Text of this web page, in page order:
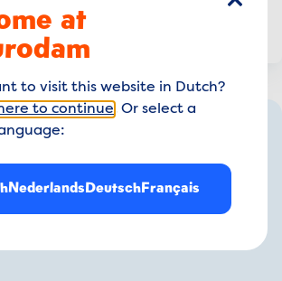
2 3
2026
zomer man? Wij wel: tijd voor
toch bent: regel je tickets
Heb je dat alvast gehad.
sluiten
at
to visit this website in Dutch?
to continue . Or select a
NederlandsDeutschFrançais